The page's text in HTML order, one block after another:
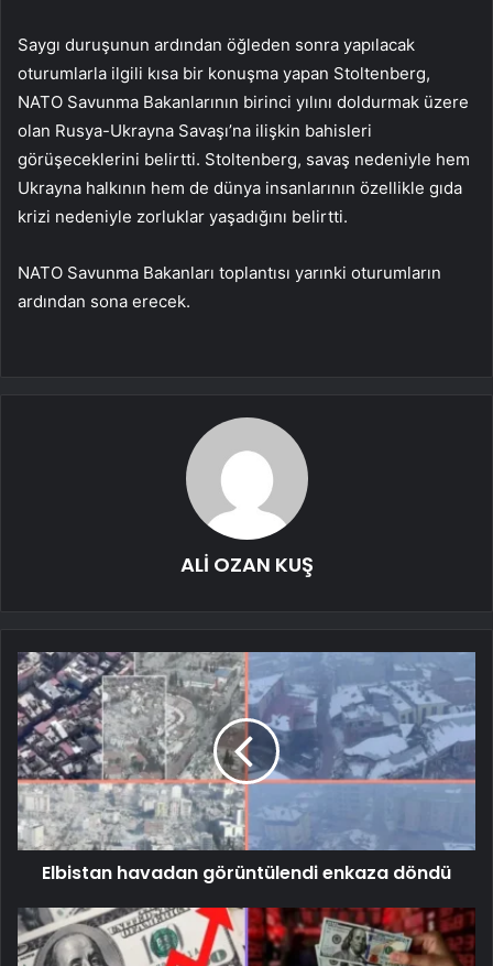
Saygı duruşunun ardından öğleden sonra yapılacak
oturumlarla ilgili kısa bir konuşma yapan Stoltenberg,
NATO Savunma Bakanlarının birinci yılını doldurmak üzere
olan Rusya-Ukrayna Savaşı’na ilişkin bahisleri
görüşeceklerini belirtti. Stoltenberg, savaş nedeniyle hem
Ukrayna halkının hem de dünya insanlarının özellikle gıda
krizi nedeniyle zorluklar yaşadığını belirtti.
NATO Savunma Bakanları toplantısı yarınki oturumların
ardından sona erecek.
ALİ OZAN KUŞ
Elbistan havadan görüntülendi enkaza döndü